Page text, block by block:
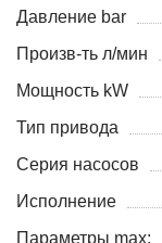
Давление bar
Произв-ть л/мин
Мощность kW
Тип привода
Серия насосов
Исполнение
Параметры max: